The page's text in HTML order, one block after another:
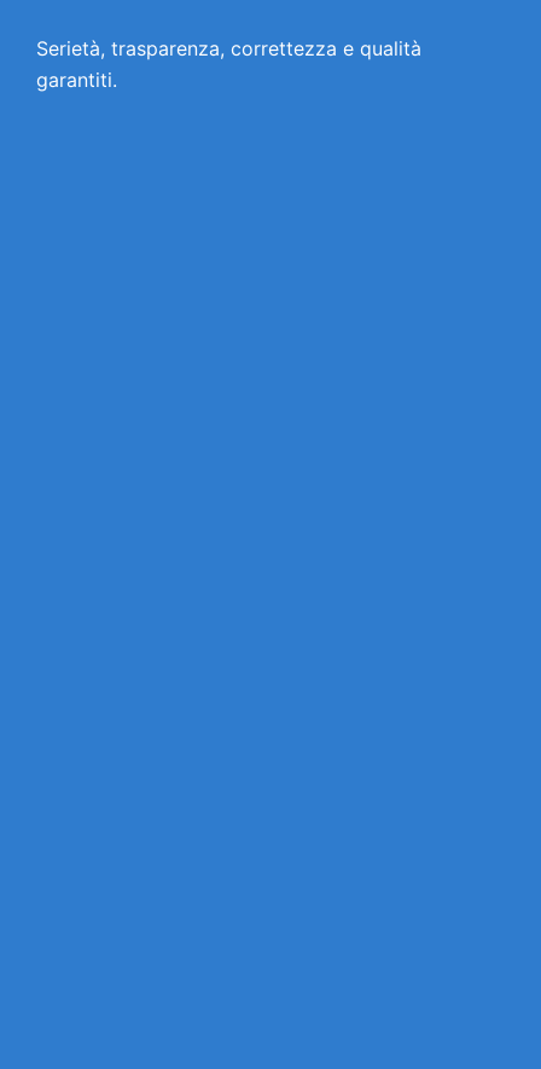
Serietà, trasparenza, correttezza e qualità
garantiti.